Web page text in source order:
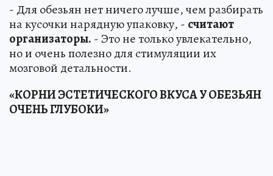
- Для обезьян нет ничего лучше, чем разбирать
на кусочки нарядную упаковку, - считают
организаторы. - Это не только увлекательно,
но и очень полезно для стимуляции их
мозговой детальности.
«КОРНИ ЭСТЕТИЧЕСКОГО ВКУСА У ОБЕЗЬЯН
ОЧЕНЬ ГЛУБОКИ»